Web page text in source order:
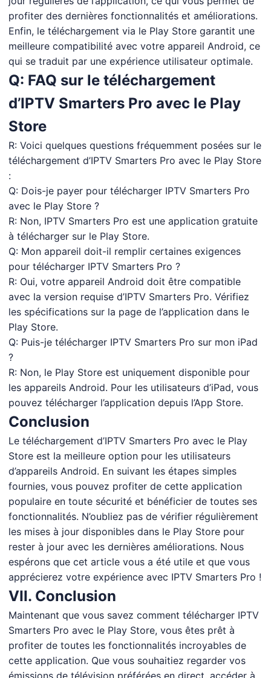
profiter des dernières fonctionnalités et améliorations.
Enfin, le téléchargement via le Play Store garantit une
meilleure compatibilité avec votre appareil Android, ce
qui se traduit par une expérience utilisateur optimale.
Q: FAQ sur le téléchargement
d’IPTV Smarters Pro avec le Play
Store
R: Voici quelques questions fréquemment posées sur le
téléchargement d’IPTV Smarters Pro avec le Play Store
:
Q: Dois-je payer pour télécharger IPTV Smarters Pro
avec le Play Store ?
R: Non, IPTV Smarters Pro est une application gratuite
à télécharger sur le Play Store.
Q: Mon appareil doit-il remplir certaines exigences
pour télécharger IPTV Smarters Pro ?
R: Oui, votre appareil Android doit être compatible
avec la version requise d’IPTV Smarters Pro. Vérifiez
les spécifications sur la page de l’application dans le
Play Store.
Q: Puis-je télécharger IPTV Smarters Pro sur mon iPad
?
R: Non, le Play Store est uniquement disponible pour
les appareils Android. Pour les utilisateurs d’iPad, vous
pouvez télécharger l’application depuis l’App Store.
Conclusion
Le téléchargement d’IPTV Smarters Pro avec le Play
Store est la meilleure option pour les utilisateurs
d’appareils Android. En suivant les étapes simples
fournies, vous pouvez profiter de cette application
populaire en toute sécurité et bénéficier de toutes ses
fonctionnalités. N’oubliez pas de vérifier régulièrement
les mises à jour disponibles dans le Play Store pour
rester à jour avec les dernières améliorations. Nous
espérons que cet article vous a été utile et que vous
apprécierez votre expérience avec IPTV Smarters Pro !
VII. Conclusion
Maintenant que vous savez comment télécharger IPTV
Smarters Pro avec le Play Store, vous êtes prêt à
profiter de toutes les fonctionnalités incroyables de
cette application. Que vous souhaitiez regarder vos
émissions de télévision préférées en direct, accéder à